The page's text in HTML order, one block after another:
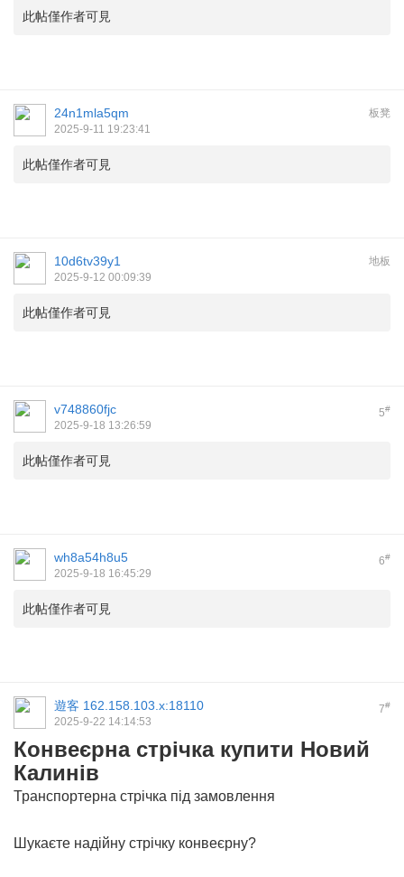
此帖僅作者可見
板凳
24n1mla5qm
2025-9-11 19:23:41
此帖僅作者可見
地板
10d6tv39y1
2025-9-12 00:09:39
此帖僅作者可見
5#
v748860fjc
2025-9-18 13:26:59
此帖僅作者可見
6#
wh8a54h8u5
2025-9-18 16:45:29
此帖僅作者可見
7#
遊客 162.158.103.x:18110
2025-9-22 14:14:53
Конвеєрна стрічка купити Новий
Калинів
Транспортерна стрічка під замовлення
Шукаєте надійну стрічку конвеєрну?